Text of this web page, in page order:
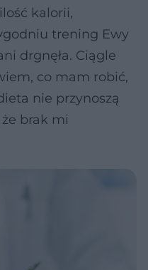
kalorii,
trening Ewy
drgnęła. Ciągle
co mam robić,
nie przynoszą
brak mi